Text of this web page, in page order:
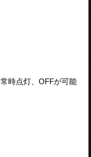
時点灯、OFFが可能